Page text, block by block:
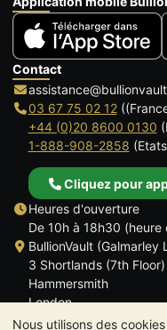
Nous utilisons des
Contact
03 67 75 02 12
+44 (0)20 8600 0130
1-888-908-2858
Cliquez pour
Heures d'ouverture
De 10h à 18h30
BullionVault (Galmarley
3 Shortlands (7th Floor)
Hammersmith
London
W6 8DA